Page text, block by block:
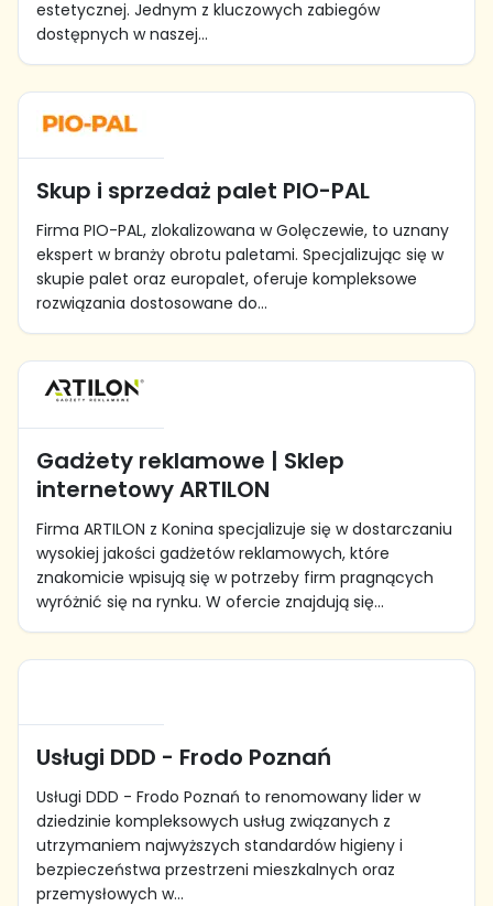
estetycznej. Jednym z kluczowych zabiegów
dostępnych w naszej...
Skup i sprzedaż palet PIO-PAL
Firma PIO-PAL, zlokalizowana w Golęczewie, to uznany
ekspert w branży obrotu paletami. Specjalizując się w
skupie palet oraz europalet, oferuje kompleksowe
rozwiązania dostosowane do...
Gadżety reklamowe | Sklep
internetowy ARTILON
Firma ARTILON z Konina specjalizuje się w dostarczaniu
wysokiej jakości gadżetów reklamowych, które
znakomicie wpisują się w potrzeby firm pragnących
wyróżnić się na rynku. W ofercie znajdują się...
Usługi DDD - Frodo Poznań
Usługi DDD - Frodo Poznań to renomowany lider w
dziedzinie kompleksowych usług związanych z
utrzymaniem najwyższych standardów higieny i
bezpieczeństwa przestrzeni mieszkalnych oraz
przemysłowych w...